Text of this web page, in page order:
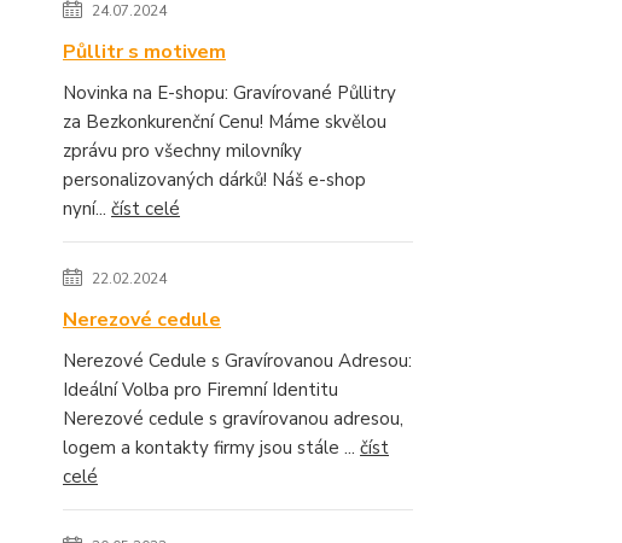
24.07.2024
Půllitr s motivem
Novinka na E-shopu: Gravírované Půllitry
za Bezkonkurenční Cenu! Máme skvělou
zprávu pro všechny milovníky
personalizovaných dárků! Náš e-shop
nyní... číst celé
22.02.2024
Nerezové cedule
Nerezové Cedule s Gravírovanou Adresou:
Ideální Volba pro Firemní Identitu
Nerezové cedule s gravírovanou adresou,
logem a kontakty firmy jsou stále ... číst
celé